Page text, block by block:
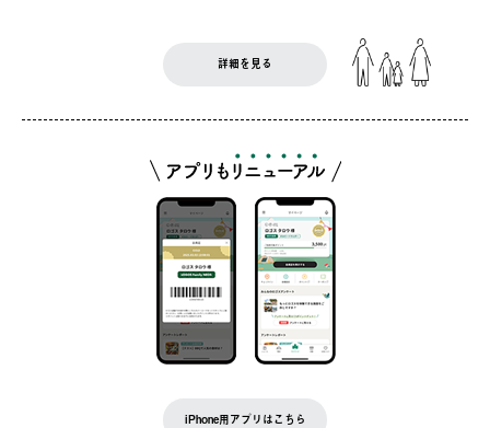
詳細を見る
iPhone用アプリはこちら